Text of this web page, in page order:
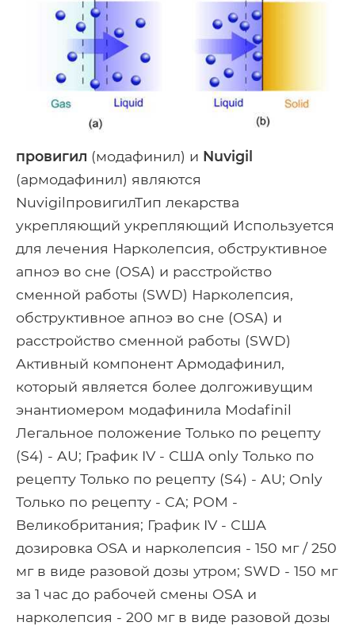
провигил (модафинил) и Nuvigil
(армодафинил) являются
NuvigilпровигилТип лекарства
укрепляющий укрепляющий Используется
для лечения Нарколепсия, обструктивное
апноэ во сне (OSA) и расстройство
сменной работы (SWD) Нарколепсия,
обструктивное апноэ во сне (OSA) и
расстройство сменной работы (SWD)
Активный компонент Армодафинил,
который является более долгоживущим
энантиомером модафинила Modafinil
Легальное положение Только по рецепту
(S4) - AU; График IV - США only Только по
рецепту Только по рецепту (S4) - AU; Only
Только по рецепту - CA; POM -
Великобритания; График IV - США
дозировка OSA и нарколепсия - 150 мг / 250
мг в виде разовой дозы утром; SWD - 150 мг
за 1 час до рабочей смены OSA и
нарколепсия - 200 мг в виде разовой дозы